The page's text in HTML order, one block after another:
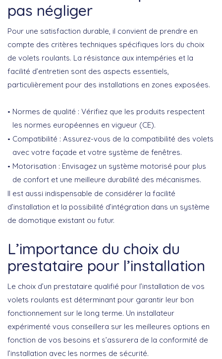
pas négliger
Pour une satisfaction durable, il convient de prendre en
compte des critères techniques spécifiques lors du choix
de volets roulants. La résistance aux intempéries et la
facilité d’entretien sont des aspects essentiels,
particulièrement pour des installations en zones exposées.
Normes de qualité : Vérifiez que les produits respectent
les normes européennes en vigueur (CE).
Compatibilité : Assurez-vous de la compatibilité des volets
avec votre façade et votre système de fenêtres.
Motorisation : Envisagez un système motorisé pour plus
de confort et une meilleure durabilité des mécanismes.
Il est aussi indispensable de considérer la facilité
d’installation et la possibilité d’intégration dans un système
de domotique existant ou futur.
L’importance du choix du
prestataire pour l’installation
Le choix d’un prestataire qualifié pour l’installation de vos
volets roulants est déterminant pour garantir leur bon
fonctionnement sur le long terme. Un installateur
expérimenté vous conseillera sur les meilleures options en
fonction de vos besoins et s’assurera de la conformité de
l’installation avec les normes de sécurité.